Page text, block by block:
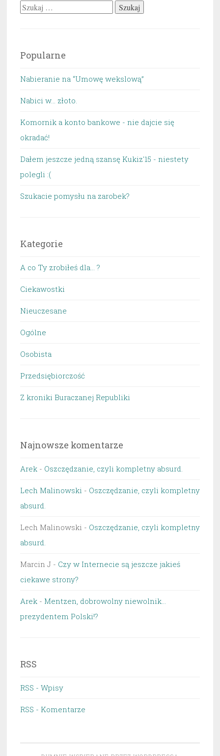
Szukaj:
Popularne
Nabieranie na “Umowę wekslową”
Nabici w... złoto.
Komornik a konto bankowe - nie dajcie się
okradać!
Dałem jeszcze jedną szansę Kukiz'15 - niestety
polegli :(
Szukacie pomysłu na zarobek?
Kategorie
A co Ty zrobiłeś dla… ?
Ciekawostki
Nieuczesane
Ogólne
Osobista
Przedsiębiorczość
Z kroniki Buraczanej Republiki
Najnowsze komentarze
Arek - Oszczędzanie, czyli kompletny absurd.
Lech Malinowski - Oszczędzanie, czyli kompletny
absurd.
Lech Malinowski - Oszczędzanie, czyli kompletny
absurd.
Marcin J - Czy w Internecie są jeszcze jakieś
ciekawe strony?
Arek - Mentzen, dobrowolny niewolnik…
prezydentem Polski!?
RSS
RSS - Wpisy
RSS - Komentarze